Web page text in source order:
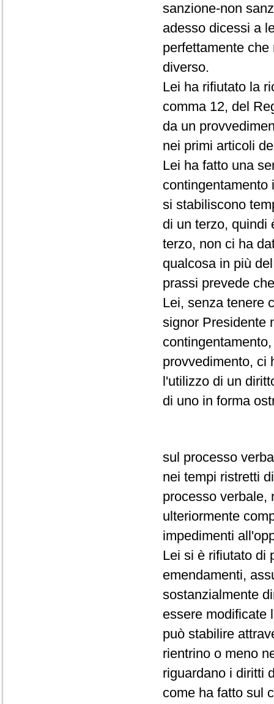
sanzione-non
adesso dicessi a
perfettamente
diverso.
Lei ha rifiutato la
comma 12, del
da un
nei primi articoli
Lei ha fatto una
contingentamento
si stabiliscono
di un terzo, quindi
terzo, non ci ha
qualcosa in più
prassi prevede
Lei, senza tenere
signor Presidente
provvedimento, ci
l'utilizzo di un
di uno in forma
sul processo
nei tempi ristretti
processo verbale,
ulteriormente
impedimenti
Lei si è rifiutato di
emendamenti,
sostanzialmente
essere modificate
può stabilire
rientrino o meno
riguardano i diritti
come ha fatto sul